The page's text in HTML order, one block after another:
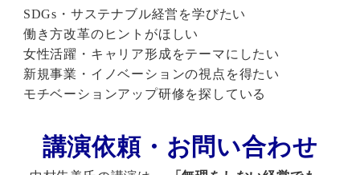
SDGs・サステナブル経営を学びたい
働き方改革のヒントがほしい
女性活躍・キャリア形成をテーマにしたい
新規事業・イノベーションの視点を得たい
モチベーションアップ研修を探している
講演依頼・お問い合わせ